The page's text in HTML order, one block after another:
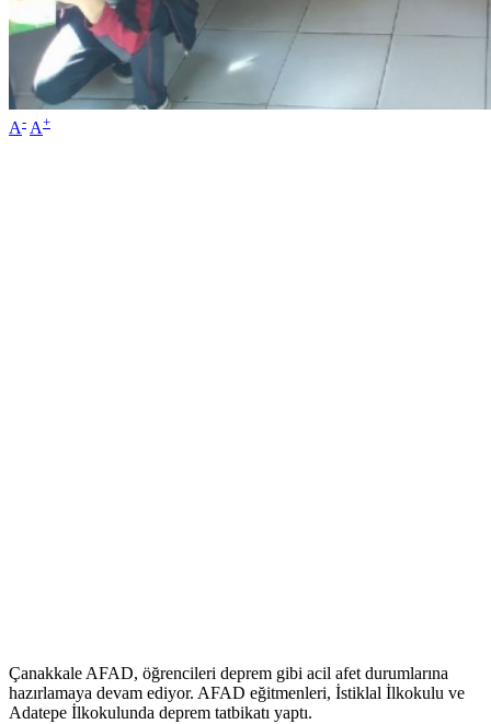
A- A+
Çanakkale AFAD, öğrencileri deprem gibi acil afet durumlarına
hazırlamaya devam ediyor. AFAD eğitmenleri, İstiklal İlkokulu ve
Adatepe İlkokulunda deprem tatbikatı yaptı.